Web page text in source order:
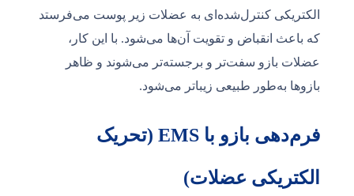
الکتریکی کنترل‌شده‌ای به عضلات زیر پوست می‌فرستد
که باعث انقباض و تقویت آن‌ها می‌شود. با این کار،
عضلات بازو سفت‌تر و برجسته‌تر می‌شوند و ظاهر
بازوها به‌طور طبیعی زیباتر می‌شود.
فرم‌دهی بازو با EMS (تحریک
الکتریکی عضلات)